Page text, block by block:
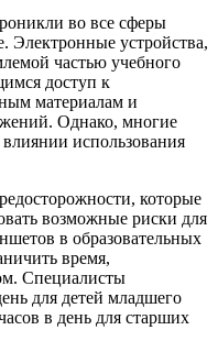
во все сферы
Электронные устройства,
частью учебного
доступ к
материалам и
Однако, многие
использования
которые
возможные риски для
в образовательных
время,
Специалисты
для детей младшего
в день для старших